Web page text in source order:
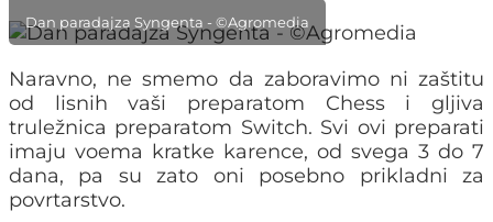
Dan paradajza Syngenta - ©Agromedia
Naravno, ne smemo da zaboravimo ni zaštitu
od lisnih vaši preparatom Chess i gljiva
truležnica preparatom Switch. Svi ovi preparati
imaju voema kratke karence, od svega 3 do 7
dana, pa su zato oni posebno prikladni za
povrtarstvo.